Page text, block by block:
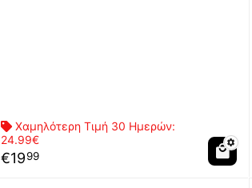
Χαμηλότερη Τιμή 30 Ημερών:
24.99€
€1999